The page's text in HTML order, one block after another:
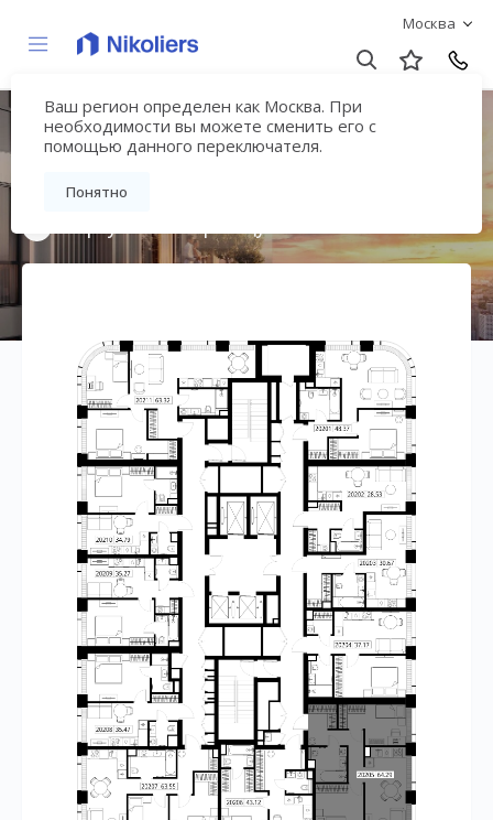
Москва
Ваш регион определен как Москва. При
необходимости вы можете сменить его с
помощью данного переключателя.
Понятно
Мультиквартал
«ВЕЕР»